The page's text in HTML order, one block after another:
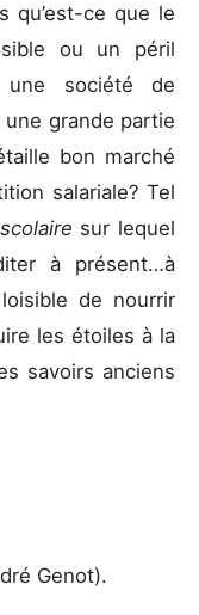
qu’est-ce que le
ou un péril
une société de
grande partie
bon marché
salariale? Tel
sur lequel
à présent…à
de nourrir
les étoiles à la
savoirs anciens
Genot).